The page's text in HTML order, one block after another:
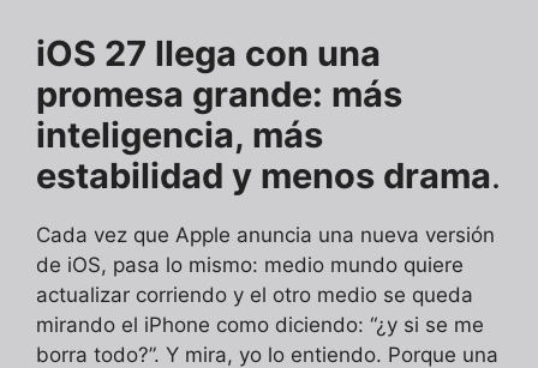
iOS 27 llega con una
promesa grande: más
inteligencia, más
estabilidad y menos drama.
Cada vez que Apple anuncia una nueva versión
de iOS, pasa lo mismo: medio mundo quiere
actualizar corriendo y el otro medio se queda
mirando el iPhone como diciendo: “¿y si se me
borra todo?”. Y mira, yo lo entiendo. Porque una